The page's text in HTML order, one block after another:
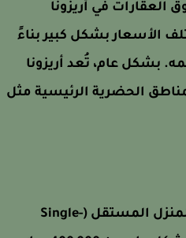
في أريزونا
الأسعار بشكل كبير بناءً
بشكل عام، تُعد أريزونا
الحضرية الرئيسية مثل
يتراوح متوسط سعر المنزل المستقل (Single-